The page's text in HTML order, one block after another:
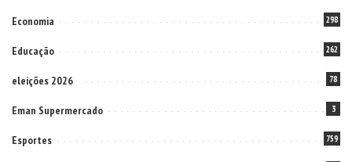
Economia 298
Educação 262
eleições 2026 78
Eman Supermercado 3
Esportes 759